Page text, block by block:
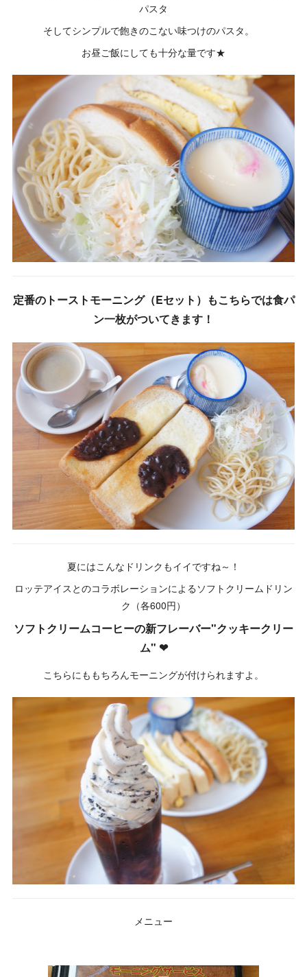
パスタ
そしてシンプルで飽きのこない味つけのパスタ。
お昼ご飯にしても十分な量です★
定番のトーストモーニング（Eセット）もこちらでは食パ
ン一枚がついてきます！
夏にはこんなドリンクもイイですね～！
ロッテアイスとのコラボレーションによるソフトクリームドリン
ク（各600円）
ソフトクリームコーヒーの新フレーバー"クッキークリー
ム" ❤
こちらにももちろんモーニングが付けられますよ。
メニュー